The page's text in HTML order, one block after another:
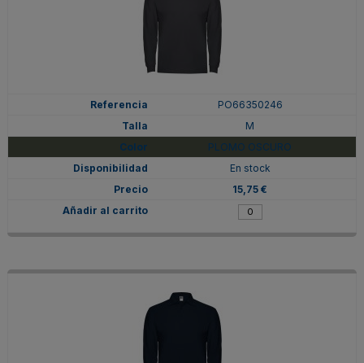
PO66350246
M
PLOMO OSCURO
En stock
15,75 €